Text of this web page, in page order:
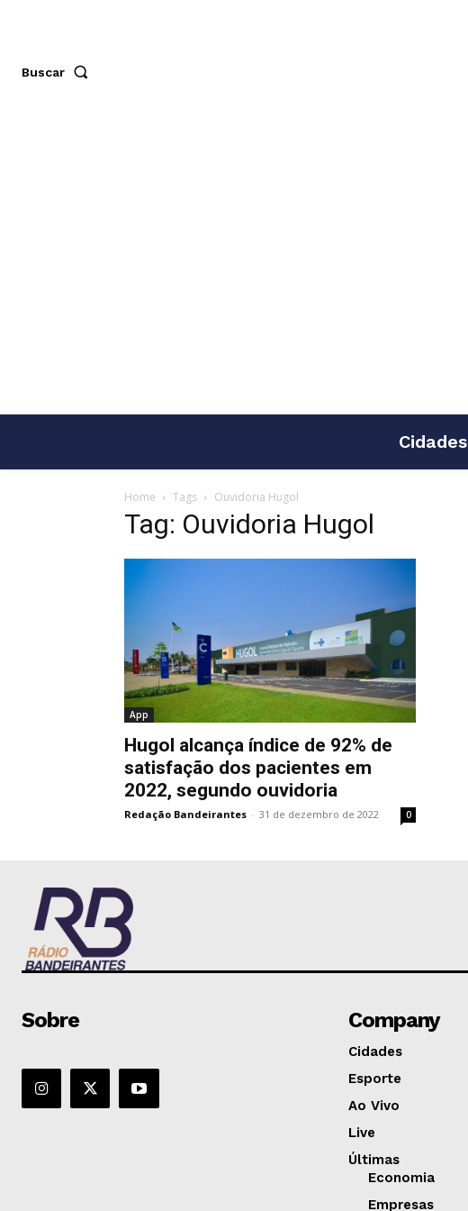
Buscar
Cidades
Home Tags Ouvidoria Hugol
Tag: Ouvidoria Hugol
App
Hugol alcança índice de 92% de
satisfação dos pacientes em
2022, segundo ouvidoria
Redação Bandeirantes - 31 de dezembro de 2022 0
Sobre Company
Cidades
Esporte
Ao Vivo
Live
Últimas
Economia
Empresas